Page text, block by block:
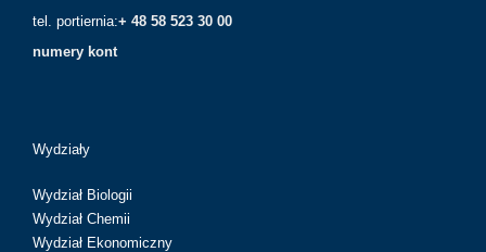
tel. portiernia:+ 48 58 523 30 00
numery kont
Wydziały
Wydział Biologii
Wydział Chemii
Wydział Ekonomiczny